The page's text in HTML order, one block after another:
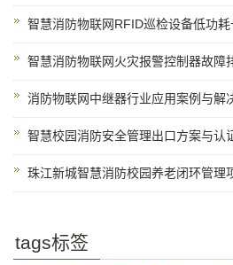
智慧消防物联网RFID巡检设备低功
智慧消防物联网火灾报警控制器故障
消防物联网中继器行业应用案例与解
智慧校园消防安全管理出口方案与认
珠江新城智慧消防校园养老闭环管理
tags标签